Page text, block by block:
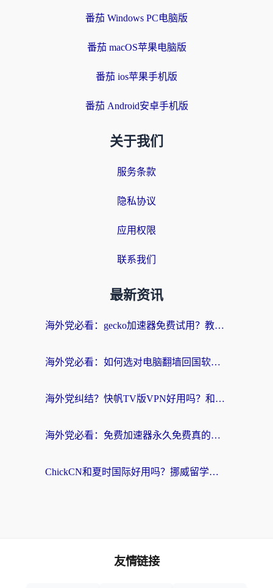
番茄 Windows PC电脑版
番茄 macOS苹果电脑版
番茄 ios苹果手机版
番茄 Android安卓手机版
关于我们
服务条款
隐私协议
应用权限
联系我们
最新资讯
海外党必看：gecko加速器免费试用？教你选对回国加速器，无缝刷国内剧玩游戏
海外党必看：如何选对电脑翻墙回国软件，轻松解锁国内资源？
海外党纠结？快帆TV版VPN好用吗？和扇贝手游VPN对比哪个回国效果更好？
海外党必看：免费加速器永久免费真的存在吗？教你选对回国加速器无缝刷国内资源
ChickCN和夏时国际好用吗？挪威留学生亲测3款回国加速器，附穿梭和加速喵对比指南
友情链接